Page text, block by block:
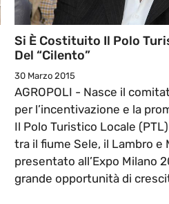
Si È Costituito Il Polo
Del “Cilento”
30 Marzo 2015
AGROPOLI - Nasce il
per l’incentivazione e la
Il Polo Turistico Locale
tra il fiume Sele, il Lambro e
presentato all’Expo Milano
grande opportunità di